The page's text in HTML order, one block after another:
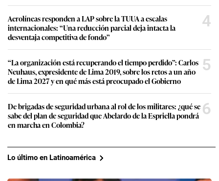
Aerolíneas responden a LAP sobre la TUUA a escalas
internacionales: “Una reducción parcial deja intacta la
desventaja competitiva de fondo”
4
“La organización está recuperando el tiempo perdido”: Carlos
Neuhaus, expresidente de Lima 2019, sobre los retos a un año
de Lima 2027 y en qué más está preocupado el Gobierno
5
De brigadas de seguridad urbana al rol de los militares: ¿qué se
sabe del plan de seguridad que Abelardo de la Espriella pondrá
en marcha en Colombia?
6
Lo último en Latinoamérica